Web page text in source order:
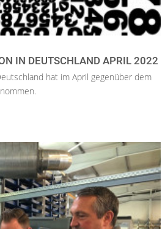
IN DEUTSCHLAND APRIL 2022
hat im April gegenüber dem